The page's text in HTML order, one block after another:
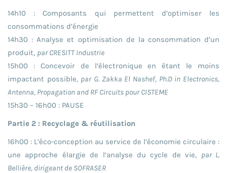
14h10 : Composants qui permettent d’optimiser les
consommations d’énergie
14h30 : Analyse et optimisation de la consommation d’un
produit, par CRESITT Industrie
15h00 : Concevoir de l’électronique en étant le moins
impactant possible, par G. Zakka El Nashef, Ph.D in Electronics,
Antenna, Propagation and RF Circuits pour CISTEME
15h30 – 16h00 : PAUSE
Partie 2 : Recyclage & réutilisation
16h00 : L’éco-conception au service de l’économie circulaire :
une approche élargie de l’analyse du cycle de vie, par L.
Bellière, dirigeant de SOFRASER